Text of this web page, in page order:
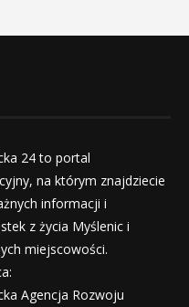
24 to portal
na którym znajdziecie
informacji i
z życia Myślenic i
miejscowości.
Agencja Rozwoju